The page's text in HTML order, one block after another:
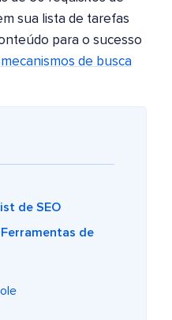
sua lista de tarefas
para o sucesso
de busca
de SEO
de